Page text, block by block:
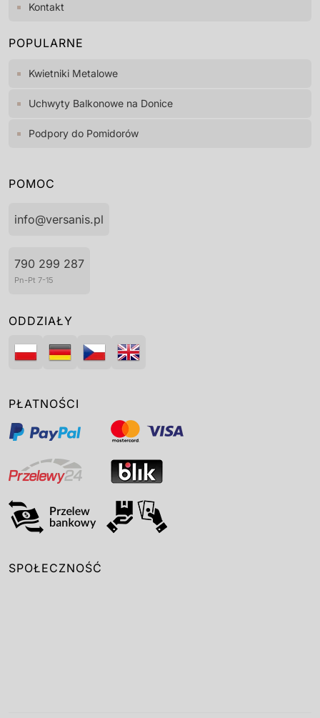
Kontakt
POPULARNE
Kwietniki Metalowe
Uchwyty Balkonowe na Donice
Podpory do Pomidorów
POMOC
info@versanis.pl
790 299 287
Pn-Pt 7-15
ODDZIAŁY
PŁATNOŚCI
SPOŁECZNOŚĆ